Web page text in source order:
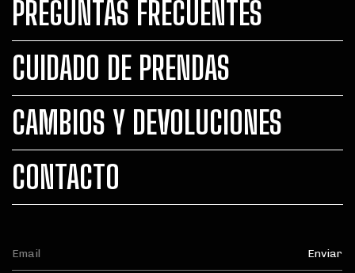
PREGUNTAS FRECUENTES
CUIDADO DE PRENDAS
CAMBIOS Y DEVOLUCIONES
CONTACTO